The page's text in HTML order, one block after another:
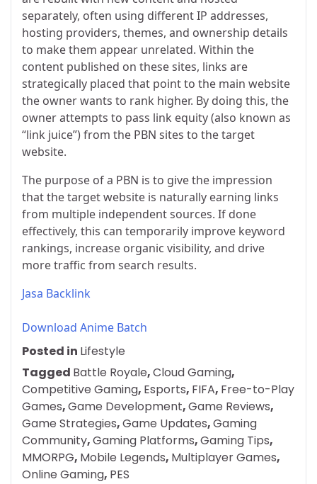
separately, often using different IP addresses,
hosting providers, themes, and ownership details
to make them appear unrelated. Within the
content published on these sites, links are
strategically placed that point to the main website
the owner wants to rank higher. By doing this, the
owner attempts to pass link equity (also known as
“link juice”) from the PBN sites to the target
website.
The purpose of a PBN is to give the impression
that the target website is naturally earning links
from multiple independent sources. If done
effectively, this can temporarily improve keyword
rankings, increase organic visibility, and drive
more traffic from search results.
Jasa Backlink
Download Anime Batch
Posted in Lifestyle
Tagged Battle Royale,Cloud Gaming,
Competitive Gaming, Esports, FIFA, Free-to-Play
Games,Game Development,Game Reviews,
Game Strategies,Game Updates,Gaming
Community,Gaming Platforms,Gaming Tips,
MMORPG, Mobile Legends, Multiplayer Games,
Online Gaming, PES